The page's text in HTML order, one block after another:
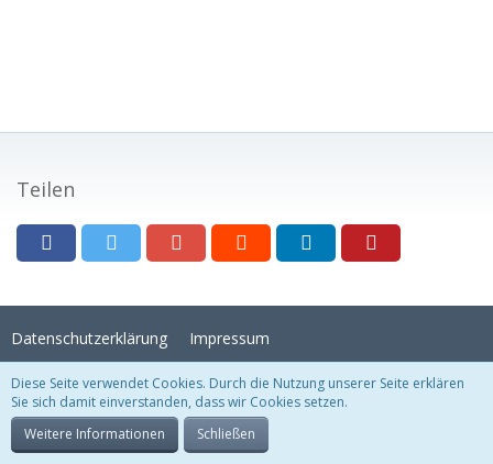
Teilen
Datenschutzerklärung Impressum
Stil:Crystal Temptation , erstellt vonKittMedia
Community-Software:
Diese Seite verwendet Cookies. Durch die Nutzung unserer Seite erklären
Sie sich damit einverstanden, dass wir Cookies setzen.
Weitere Informationen
Schließen